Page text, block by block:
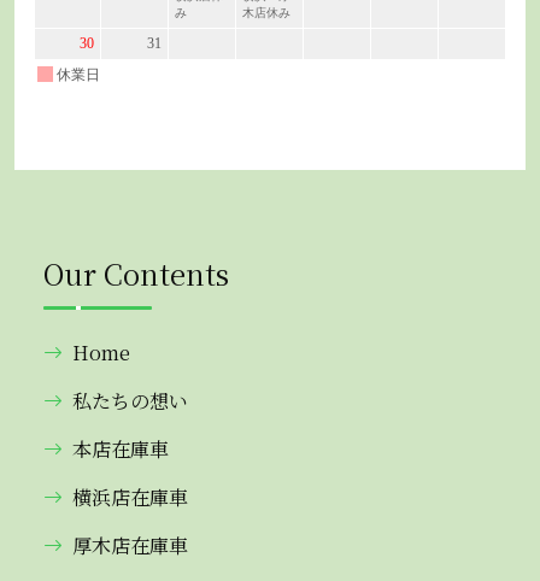
Our Contents
Home
私たちの想い
本店在庫車
横浜店在庫車
厚木店在庫車